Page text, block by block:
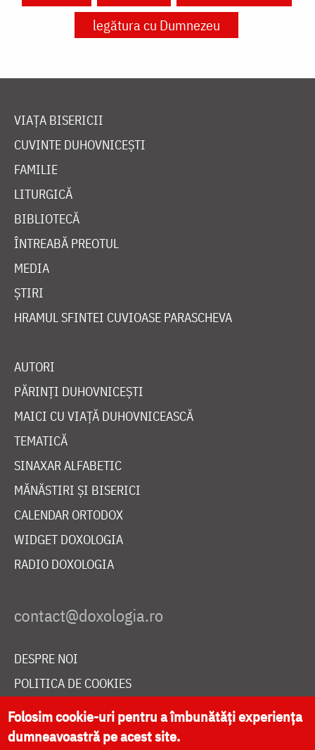
legătura cu Dumnezeu
VIAȚA BISERICII
CUVINTE DUHOVNICEȘTI
FAMILIE
LITURGICĂ
BIBLIOTECĂ
ÎNTREABĂ PREOTUL
MEDIA
ȘTIRI
HRAMUL SFINTEI CUVIOASE PARASCHEVA
AUTORI
PĂRINȚI DUHOVNICEȘTI
MAICI CU VIAȚĂ DUHOVNICEASCĂ
TEMATICĂ
SINAXAR ALFABETIC
MĂNĂSTIRI ȘI BISERICI
CALENDAR ORTODOX
WIDGET DOXOLOGIA
RADIO DOXOLOGIA
DESPRE NOI
POLITICA DE COOKIES
DONEAZĂ ONLINE PENTRU CATEDRALA NAȚIONALĂ
Folosim cookie-uri pentru a îmbunătăți experiența
dumneavoastră pe acest site.